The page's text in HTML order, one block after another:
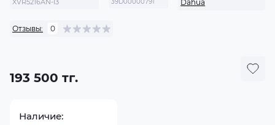
XVR5216AN-I3
Dahua
Отзывы: 0
193 500 тг.
Наличие: